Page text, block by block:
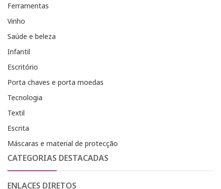
Ferramentas
Vinho
Saúde e beleza
Infantil
Escritório
Porta chaves e porta moedas
Tecnologia
Textil
Escrita
Máscaras e material de protecção
CATEGORIAS DESTACADAS
ENLACES DIRETOS